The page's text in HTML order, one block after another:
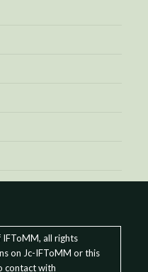
IFToMM, all rights
on Jc-IFToMM or this
contact with